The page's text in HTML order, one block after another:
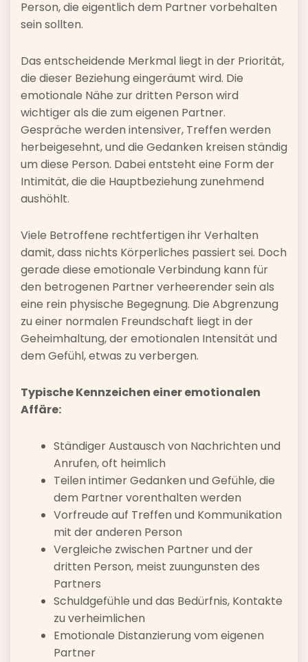
Person, die eigentlich dem Partner vorbehalten
sein sollten.
Das entscheidende Merkmal liegt in der Priorität,
die dieser Beziehung eingeräumt wird. Die
emotionale Nähe zur dritten Person wird
wichtiger als die zum eigenen Partner.
Gespräche werden intensiver, Treffen werden
herbeigesehnt, und die Gedanken kreisen ständig
um diese Person. Dabei entsteht eine Form der
Intimität, die die Hauptbeziehung zunehmend
aushöhlt.
Viele Betroffene rechtfertigen ihr Verhalten
damit, dass nichts Körperliches passiert sei. Doch
gerade diese emotionale Verbindung kann für
den betrogenen Partner verheerender sein als
eine rein physische Begegnung. Die Abgrenzung
zu einer normalen Freundschaft liegt in der
Geheimhaltung, der emotionalen Intensität und
dem Gefühl, etwas zu verbergen.
Typische Kennzeichen einer emotionalen
Affäre:
Ständiger Austausch von Nachrichten und
Anrufen, oft heimlich
Teilen intimer Gedanken und Gefühle, die
dem Partner vorenthalten werden
Vorfreude auf Treffen und Kommunikation
mit der anderen Person
Vergleiche zwischen Partner und der
dritten Person, meist zuungunsten des
Partners
Schuldgefühle und das Bedürfnis, Kontakte
zu verheimlichen
Emotionale Distanzierung vom eigenen
Partner